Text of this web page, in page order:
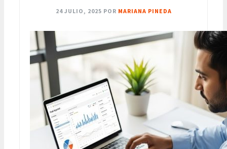
24 JULIO, 2025 POR MARIANA PINEDA